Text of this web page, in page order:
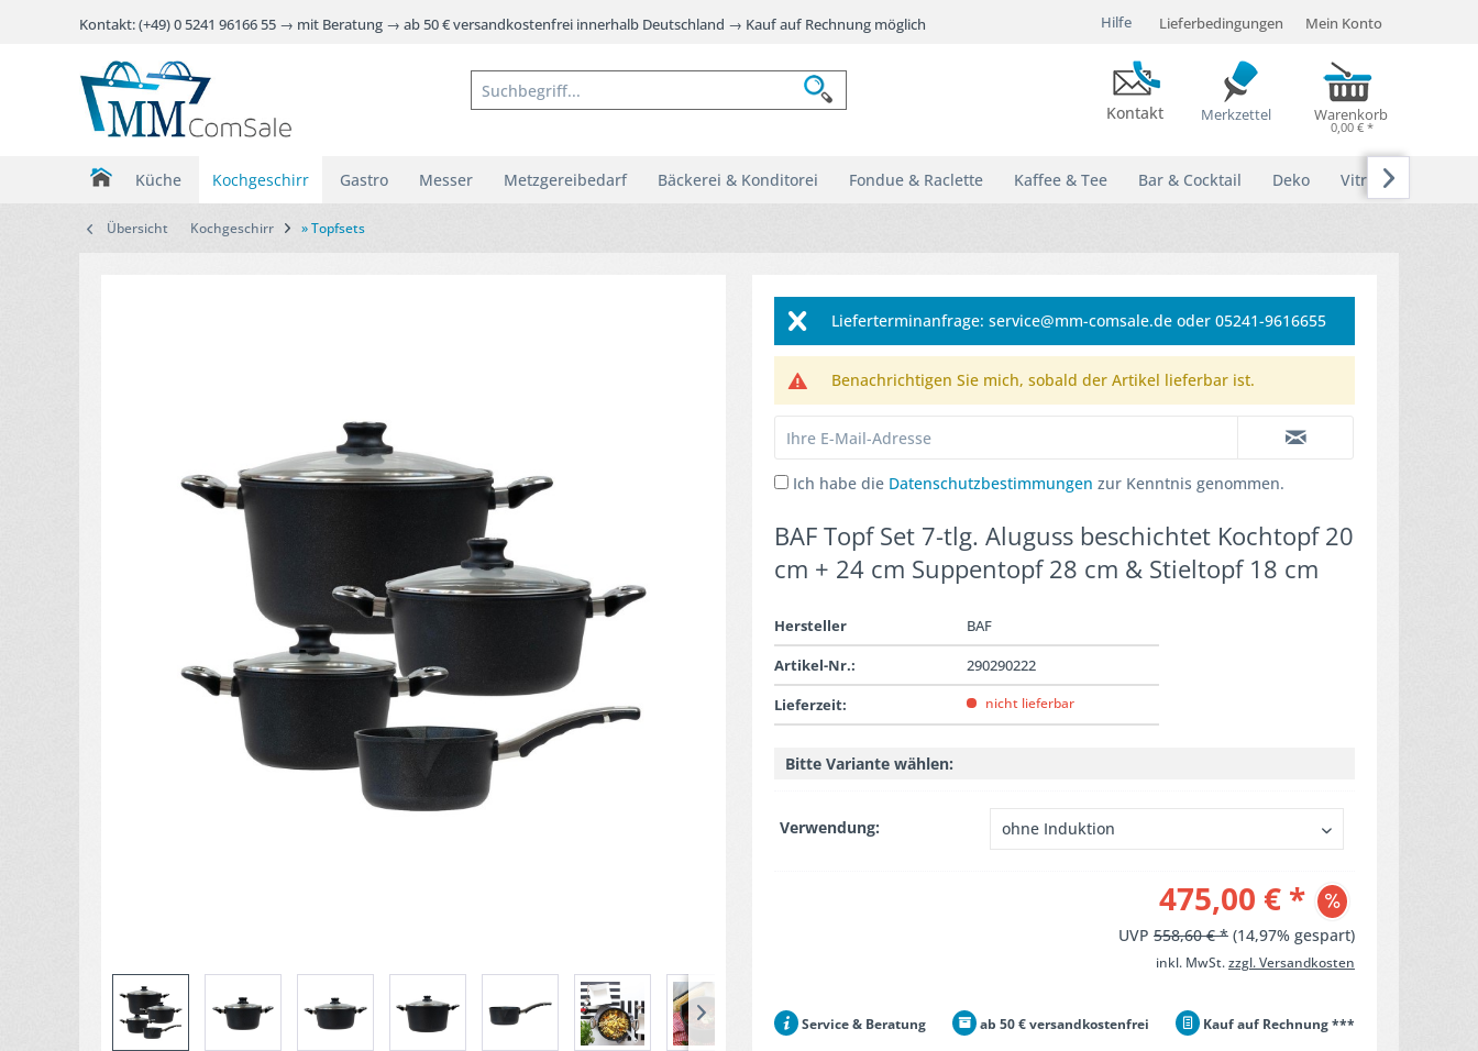
Hilfe Lieferbedingungen
Kontakt: (+49) 0 5241 96166 55 → mit Beratung → ab 50 € versandkostenfrei innerhalb Deutschland → Kauf auf Rechnung möglich
Kontakt Merkzettel
Mein Konto
Warenkorb
0,00 € *
Küche Kochgeschirr Gastro Messer Metzgereibedarf Bäckerei & Konditorei Fondue & Raclette Kaffee & Tee Bar & Cocktail Deko Vitrinen

Übersicht Kochgeschirr » Topfsets
Lieferterminanfrage: service@mm-comsale.de oder 05241-9616655
Benachrichtigen Sie mich, sobald der Artikel lieferbar ist.
Ich habe die Datenschutzbestimmungen zur Kenntnis genommen.
BAF Topf Set 7-tlg. Aluguss beschichtet Kochtopf 20
cm + 24 cm Suppentopf 28 cm & Stieltopf 18 cm
Hersteller
BAF
Artikel-Nr.:
290290222
Lieferzeit:
nicht lieferbar
Bitte Variante wählen:
Verwendung:
475,00 € *
UVP 558,60 € * (14,97% gespart)
inkl. MwSt.zzgl. Versandkosten
Service & Beratung ab 50 € versandkostenfrei Kauf auf Rechnung ***